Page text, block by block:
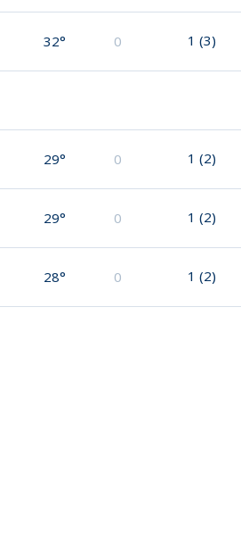
32° 0 1 (3)
29° 0 1 (2)
29° 0 1 (2)
28° 0 1 (2)